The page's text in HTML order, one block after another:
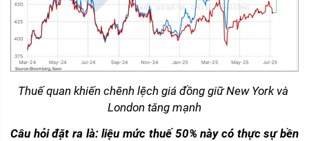
Thuế quan khiến chênh lệch giá đồng giữ New York và
London tăng mạnh
Câu hỏi đặt ra là: liệu mức thuế 50% này có thực sự bền